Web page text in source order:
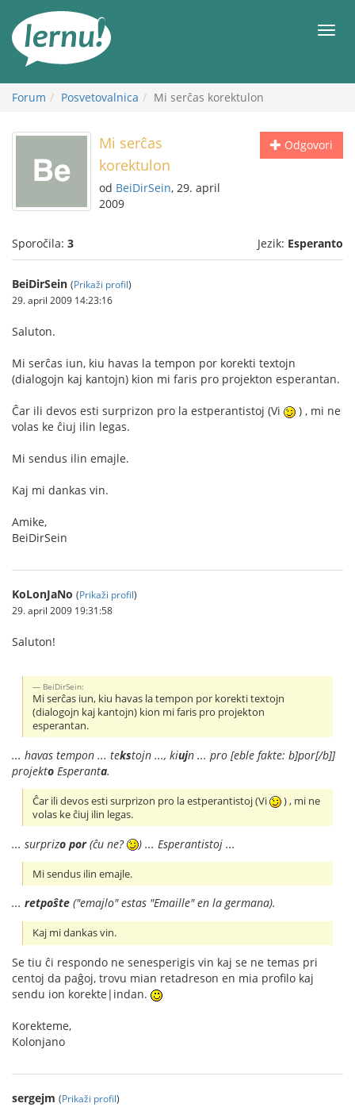
vsebini
Meni
Forum Posvetovalnica Mi serĉas korektulon
Odgovori
Mi serĉas
korektulon
od BeiDirSein, 29. april
2009
Sporočila: 3 Jezik: Esperanto
BeiDirSein (Prikaži profil)
29. april 2009 14:23:16
Saluton.
Mi serĉas iun, kiu havas la tempon por korekti textojn
(dialogojn kaj kantojn) kion mi faris pro projekton esperantan.
Ĉar ili devos esti surprizon pro la estperantistoj (Vi
) , mi ne
volas ke ĉiuj ilin legas.
Mi sendus ilin emajle.
Kaj mi dankas vin.
Amike,
BeiDirSein
KoLonJaNo (Prikaži profil)
29. april 2009 19:31:58
Saluton!
BeiDirSein:
Mi serĉas iun, kiu havas la tempon por korekti textojn
(dialogojn kaj kantojn) kion mi faris pro projekton
esperantan.
... havas tempon ... tekstojn ..., kiujn ... pro [eble fakte: b]por[/b]]
projekto Esperanta.
Ĉar ili devos esti surprizon pro la estperantistoj (Vi
) , mi ne
volas ke ĉiuj ilin legas.
... surprizo por(ĉu ne? ) ... Esperantistoj ...
Mi sendus ilin emajle.
... retpoŝte ("emajlo" estas "Emaille" en la germana).
Kaj mi dankas vin.
Se tiu ĉi respondo ne senesperigis vin kaj se ne temas pri
centoj da paĝoj, trovu mian retadreson en mia profilo kaj
sendu ion korekte|indan.
Korekteme,
Kolonjano
sergejm (Prikaži profil)